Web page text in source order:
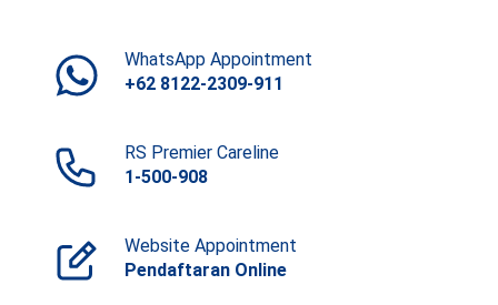
WhatsApp Appointment
+62 8122-2309-911
RS Premier Careline
1-500-908
Website Appointment
Pendaftaran Online